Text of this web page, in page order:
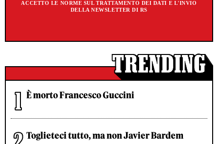
ACCETTO LE NORME SUL TRATTAMENTO DEI DATI E L'INVIO
DELLA NEWSLETTER DI RS
È morto Francesco Guccini
Toglieteci tutto, ma non Javier Bardem